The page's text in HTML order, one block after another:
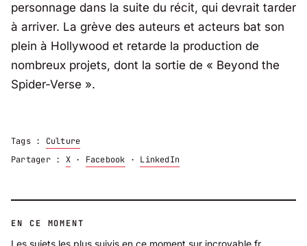
personnage dans la suite du récit, qui devrait tarder
à arriver. La grève des auteurs et acteurs bat son
plein à Hollywood et retarde la production de
nombreux projets, dont la sortie de « Beyond the
Spider-Verse ».
Tags : Culture
Partager : X· Facebook · LinkedIn
EN CE MOMENT